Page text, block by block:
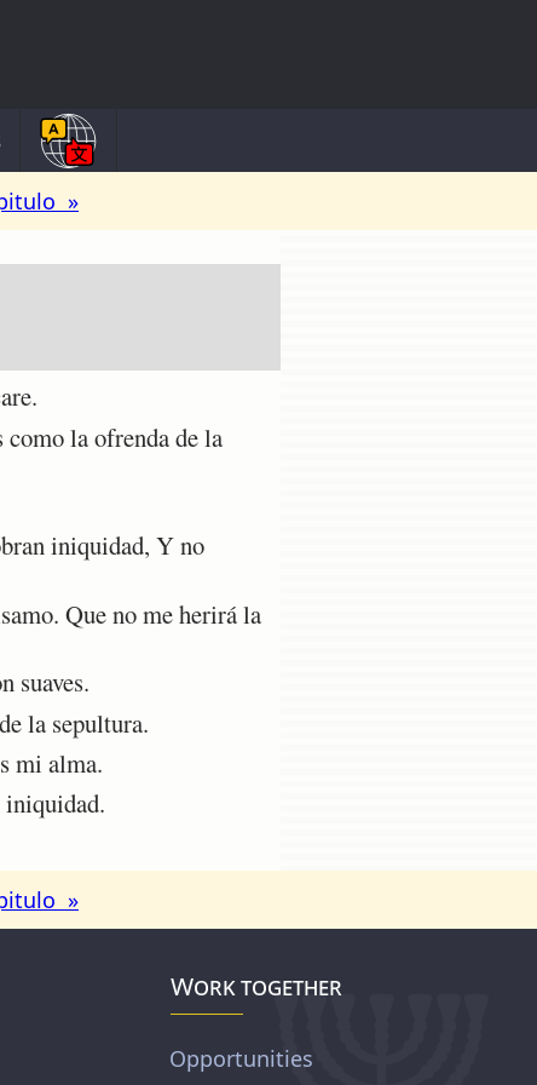
»
la ofrenda de la
iniquidad, Y no
Que no me herirá la
suaves.
la sepultura.
mi alma.
iniquidad.
»
Work together
Opportunities